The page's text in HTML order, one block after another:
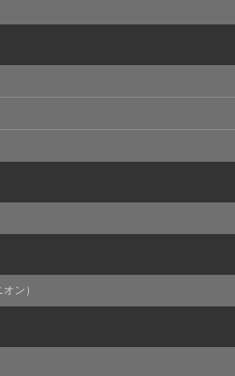
目的】の達成に必要な範囲内に
いの全部または一部を外部の業
があります。取得情報の取り扱
先との間で、個人情報の保護に
します。
報保護法その他の法令により認
者様の同意なしに、取得情報を
示・提供することはありませ
申し出により個人情報に関する
対応します。
合せフォーム
ン）